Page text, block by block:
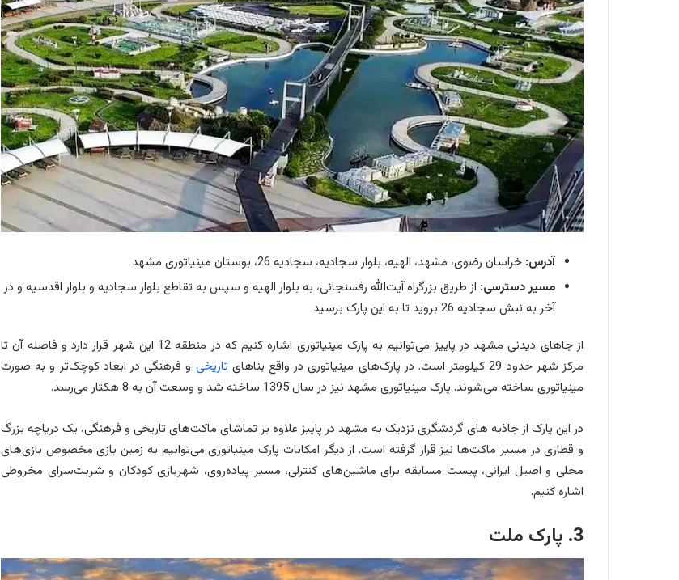
آدرس: خراسان رضوی، مشهد، الهیه، بلوار سجادیه، سجادیه 26، بوستان مینیاتوری مشهد
مسیر دسترسی: از طریق بزرگراه آیت‌الله رفسنجانی، به بلوار الهیه و سپس به تقاطع بلوار سجادیه و بلوار اقدسیه و در
آخر به نبش سجادیه 26 بروید تا به این پارک برسید
از جاهای دیدنی مشهد در پاییز می‌توانیم به پارک مینیاتوری اشاره کنیم که در منطقه 12 این شهر قرار دارد و فاصله آن تا
مرکز شهر حدود 29 کیلومتر است. در پارک‌های مینیاتوری در واقع بناهای
تاریخی و فرهنگی در ابعاد کوچک‌تر و به صورت
مینیاتوری ساخته می‌شوند. پارک مینیاتوری مشهد نیز در سال 1395 ساخته شد و وسعت آن به 8 هکتار می‌رسد.
در این پارک از جاذبه های گردشگری نزدیک به مشهد در پاییز علاوه بر تماشای ماکت‌های تاریخی و فرهنگی، یک دریاچه بزرگ
و قطاری در مسیر ماکت‌ها نیز قرار گرفته است. از دیگر امکانات پارک مینیاتوری می‌توانیم به زمین بازی مخصوص بازی‌های
محلی و اصیل ایرانی، پیست مسابقه برای ماشین‌های کنترلی، مسیر پیاده‌روی، شهربازی کودکان و شربت‌سرای مخروطی
اشاره کنیم.
3. پارک ملت